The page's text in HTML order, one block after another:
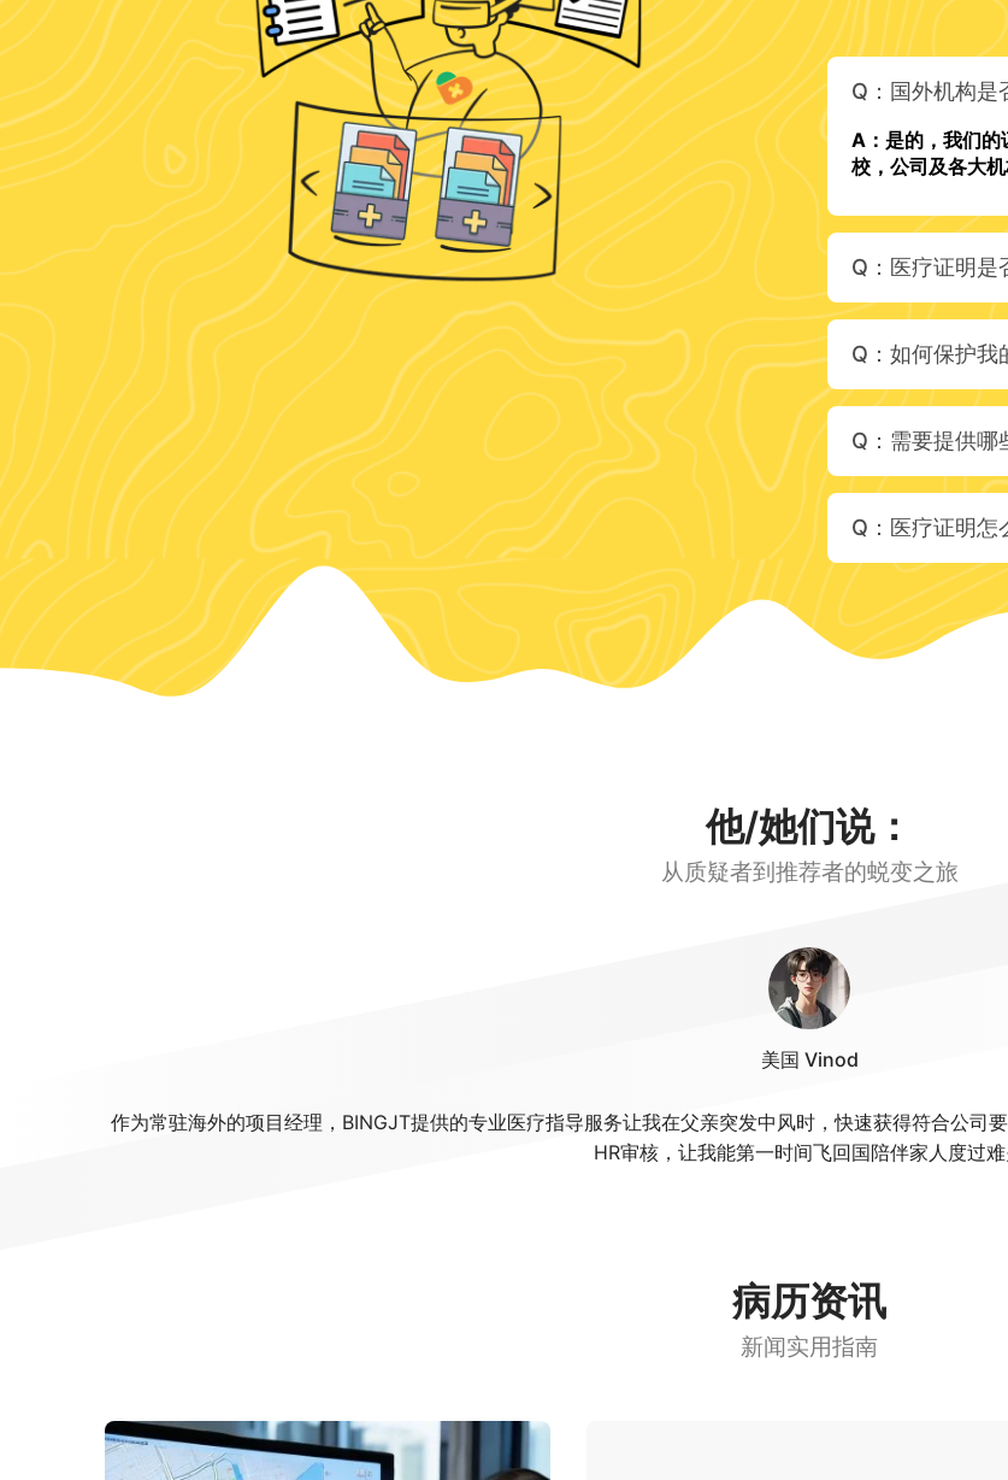
Q：国外机构是
A：是的，我们的
校，公司及各大
Q：医疗证明是
Q：如何保护我
Q：需要提供哪
Q：医疗证明怎
他/她们说：
从质疑者到推荐者的蜕变之旅
作为常驻海外的项目经理，BINGJT提供的专业医疗指导服务让我在父亲突发中风时，快速获得符合公司
HR审核，让我能第一时间飞回国陪伴家人度过
美国 Vinod
病历资讯
新闻实用指南